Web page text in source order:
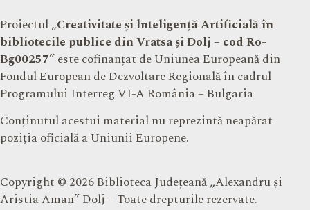
Proiectul „Creativitate și lnteligență Artificială în
bibliotecile publice din Vratsa și Dolj – cod Ro-
Bg00257” este cofinanțat de Uniunea Europeană din
Fondul European de Dezvoltare Regională în cadrul
Programului Interreg VI-A România – Bulgaria
Conținutul acestui material nu reprezintă neapărat
poziția oficială a Uniunii Europene.
Copyright © 2026 Biblioteca Județeană „Alexandru și
Aristia Aman” Dolj – Toate drepturile rezervate.